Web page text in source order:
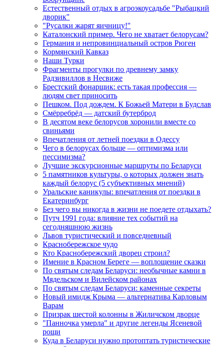
Естественный отдых в агроэкоусадьбе "Рыбацкий
дворик"
"Русалки жарят яичницу!"
Каталонский пример. Чего не хватает белорусам?
Германия и непровинциальный остров Рюген
Кормянский Кавказ
Наши Турки
Фрагменты прогулки по древнему замку
Радзивиллов в Несвиже
Брестский фонарщик: есть такая профессия —
людям свет приносить
Пешком. Под дождем. К Божьей Матери в Будслав
Смёрребрёд — датский бутерброд
В десятом веке белорусов хоронили вместе со
свиньями
Впечатления от летней поездки в Одессу
Чего в белорусах больше — оптимизма или
пессимизма?
Лучшие экскурсионные маршруты по Беларуси
5 памятников культуры, о которых должен знать
каждый белорус (5 субъективных мнений)
Уральские каникулы: впечатления от поездки в
Екатеринбург
Без чего вы никогда в жизни не поедете отдыхать?
Путч 1991 года: влияние тех событий на
сегодняшнюю жизнь
Львов туристический и повседневный
Краснобережское чудо
Кто Краснобережский дворец строил?
Имение в Красном Береге — воплощение сказки
По святым следам Беларуси: необычные камни в
Мядельском и Вилейском районах
По святым следам Беларуси: каменные секреты
Новый имидж Крыма — альтернатива Карловым
Варам
Призрак шестой колонны в Жиличском дворце
"Панночка умерла" и другие легенды Ясеневой
рощи
Куда в Беларуси нужно протоптать туристические